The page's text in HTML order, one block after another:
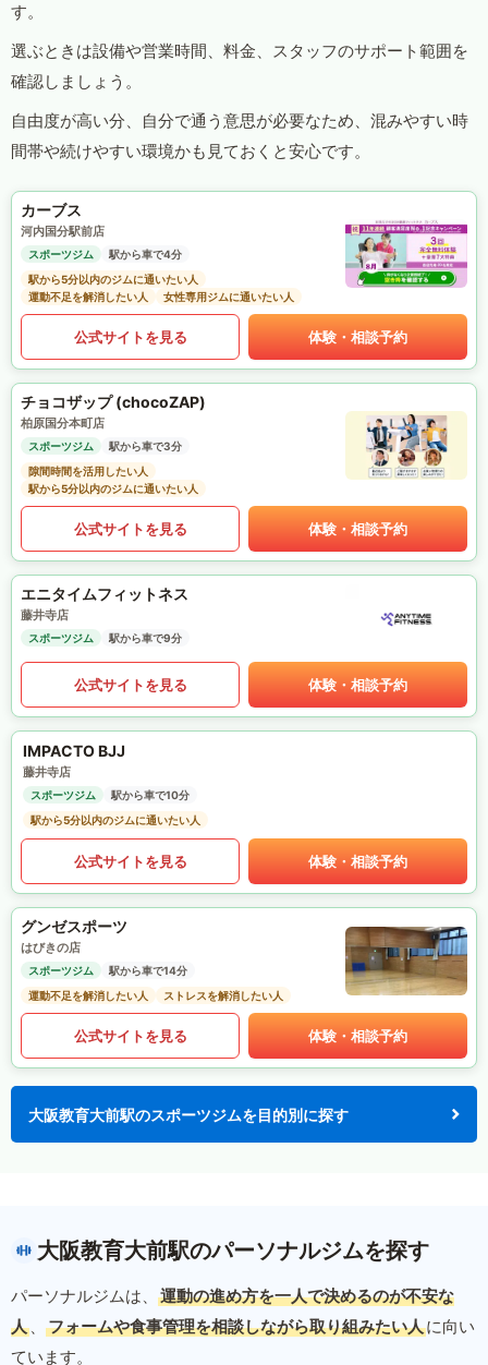
す。
選ぶときは設備や営業時間、料金、スタッフのサポート範囲を
確認しましょう。
自由度が高い分、自分で通う意思が必要なため、混みやすい時
間帯や続けやすい環境かも見ておくと安心です。
カーブス
河内国分駅前店
スポーツジム
駅から車で4分
駅から5分以内のジムに通いたい人
運動不足を解消したい人
女性専用ジムに通いたい人
公式サイトを見る 体験・相談予約
チョコザップ (chocoZAP)
柏原国分本町店
スポーツジム
駅から車で3分
隙間時間を活用したい人
駅から5分以内のジムに通いたい人
公式サイトを見る 体験・相談予約
エニタイムフィットネス
藤井寺店
スポーツジム 駅から車で9分
公式サイトを見る 体験・相談予約
IMPACTO BJJ
藤井寺店
スポーツジム
駅から車で10分
駅から5分以内のジムに通いたい人
公式サイトを見る 体験・相談予約
グンゼスポーツ
はびきの店
スポーツジム
駅から車で14分
運動不足を解消したい人
ストレスを解消したい人
公式サイトを見る 体験・相談予約
大阪教育大前駅のスポーツジムを目的別に探す
大阪教育大前駅のパーソナルジムを探す
パーソナルジムは、
運動の進め方を一人で決めるのが不安な
人 、 フォームや食事管理を相談しながら取り組みたい人に向い
ています。